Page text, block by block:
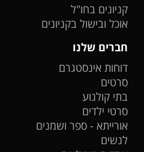
קניונים בחו"ל
אוכל ובישול בקניונים
חברים שלנו
דוחות אינסטגרם
סרטים
בתי קולנוע
סרטי ילדים
אורייתא - ספר ושמנים
לנשים